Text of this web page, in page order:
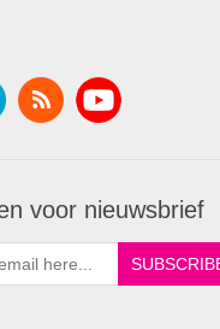
voor nieuwsbrief